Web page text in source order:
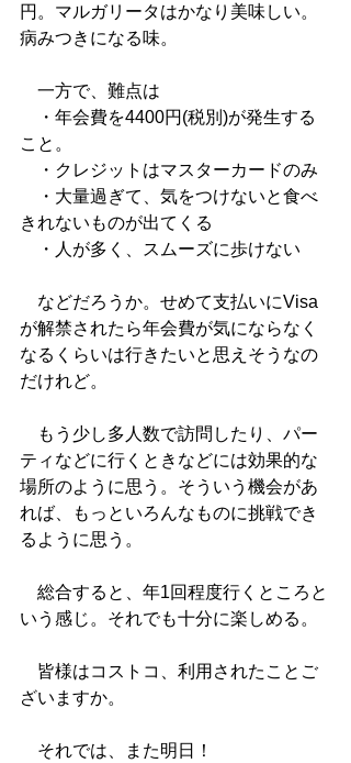
円。マルガリータはかなり美味しい。
病みつきになる味。
一方で、難点は
・年会費を4400円(税別)が発生する
こと。
・クレジットはマスターカードのみ
・大量過ぎて、気をつけないと食べ
きれないものが出てくる
・人が多く、スムーズに歩けない
などだろうか。せめて支払いにVisa
が解禁されたら年会費が気にならなく
なるくらいは行きたいと思えそうなの
だけれど。
もう少し多人数で訪問したり、パー
ティなどに行くときなどには効果的な
場所のように思う。そういう機会があ
れば、もっといろんなものに挑戦でき
るように思う。
総合すると、年1回程度行くところと
いう感じ。それでも十分に楽しめる。
皆様はコストコ、利用されたことご
ざいますか。
それでは、また明日！